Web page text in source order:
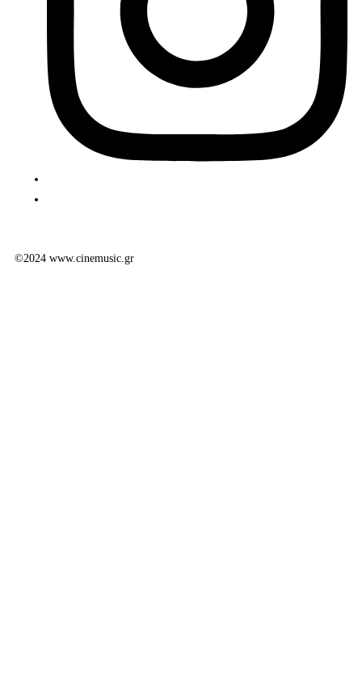
©2024 www.cinemusic.gr